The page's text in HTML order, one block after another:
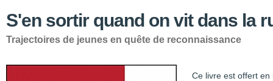
S'en sortir quand on vit dans la
Trajectoires de jeunes en quête de reconnaissance
Ce livre est offert en